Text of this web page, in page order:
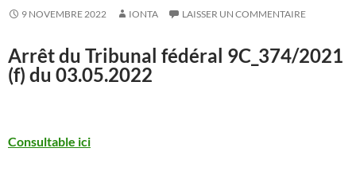
9 NOVEMBRE 2022 IONTA LAISSER UN COMMENTAIRE
Arrêt du Tribunal fédéral 9C_374/2021
(f) du 03.05.2022
Consultable ici